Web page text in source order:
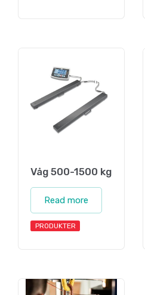
Våg 500-1500 kg
Read more
PRODUKTER